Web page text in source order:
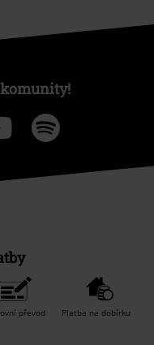
komunity!
převod Platba na dobírku